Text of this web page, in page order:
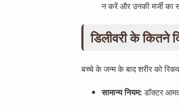
न करें और उनकी मर्जी का
डिलीवरी के कितने
बच्चे के जन्म के बाद शरीर को
सामान्य नियम:डॉक्टर